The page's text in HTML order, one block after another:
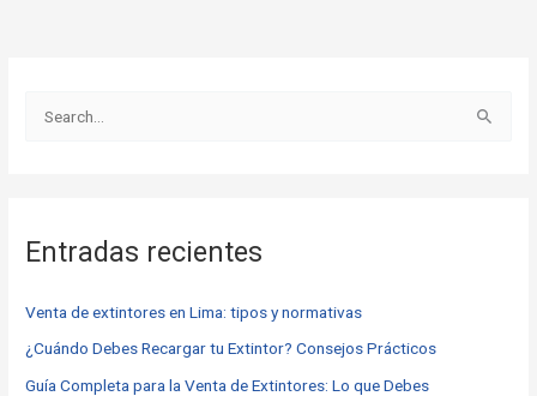
a
p
o
r
Entradas recientes
Venta de extintores en Lima: tipos y normativas
¿Cuándo Debes Recargar tu Extintor? Consejos Prácticos
Guía Completa para la Venta de Extintores: Lo que Debes